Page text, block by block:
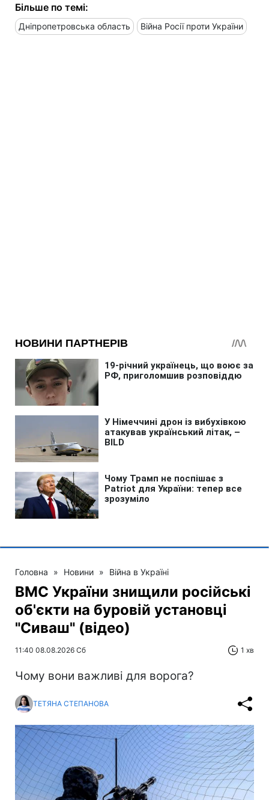
Більше по темі:
Дніпропетровська область Війна Росії проти України
Головна » Новини » Війна в Україні
ВМС України знищили російські
об'єкти на буровій установці
"Сиваш" (відео)
11:40 08.08.2026 Сб 1 хв
Чому вони важливі для ворога?
ТЕТЯНА СТЕПАНОВА